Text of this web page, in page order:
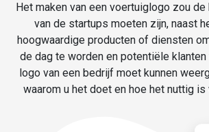
Het maken van een voertuiglogo zou
van de startups moeten zijn, naast
hoogwaardige producten of diensten
de dag te worden en potentiële
logo van een bedrijf moet kunnen
waarom u het doet en hoe het nuttig is